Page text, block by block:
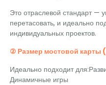
Это отраслевой стандарт —
перетасовать, и идеально
индивидуальных проектов.
② Размер мостовой карты
Идеально подходит
Динамичные игры